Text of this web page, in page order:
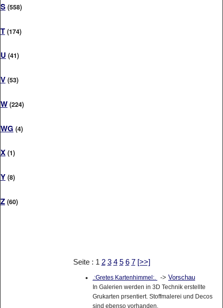
S (558)
T (174)
U (41)
V (53)
W (224)
WG (4)
X (1)
Y (8)
Z (60)
Seite : 1 2 3 4 5 6 7 [>>]
.:Gretes Kartenhimmel:. -> Vorschau
In Galerien werden in 3D Technik erstellte
Grukarten prsentiert. Stoffmalerei und Decos
sind ebenso vorhanden.